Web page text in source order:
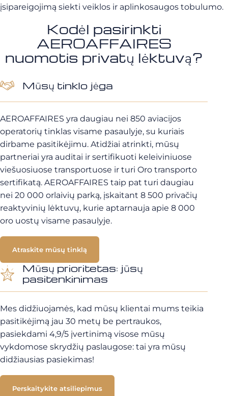
įsipareigojimą siekti veiklos ir aplinkosaugos tobulumo.
Kodėl pasirinkti
AEROAFFAIRES
nuomotis privatų lėktuvą?
Mūsų tinklo jėga
AEROAFFAIRES yra daugiau nei 850 aviacijos
operatorių tinklas visame pasaulyje, su kuriais
dirbame pasitikėjimu. Atidžiai atrinkti, mūsų
partneriai yra auditai ir sertifikuoti keleiviniuose
viešuosiuose transportuose ir turi Oro transporto
sertifikatą. AEROAFFAIRES taip pat turi daugiau
nei 20 000 orlaivių parką, įskaitant 8 500 privačių
reaktyvinių lėktuvų, kurie aptarnauja apie 8 000
oro uostų visame pasaulyje.
Atraskite mūsų tinklą
Mūsų prioritetas: jūsų
pasitenkinimas
Mes didžiuojamės, kad mūsų klientai mums teikia
pasitikėjimą jau 30 metų be pertraukos,
pasiekdami 4,9/5 įvertinimą visose mūsų
vykdomose skrydžių paslaugose: tai yra mūsų
didžiausias pasiekimas!
Perskaitykite atsiliepimus